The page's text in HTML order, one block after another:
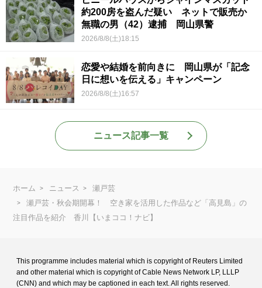
約200房を盗んだ疑い ネットで販売か
無職の男（42）逮捕 岡山県警
2026/8/8(土)18:15
恋愛や結婚を前向きに 岡山県が「記念
日に想いを伝える」キャンペーン
2026/8/8(土)16:57
ニュース記事一覧
ホーム ニュース
瀬戸芸
瀬戸芸・秋会期開幕！ 空き家を活用した作品など「高見島」の
注目作品を紹介 香川【いまココ！ナビ】
This programme includes material which is copyright of Reuters Limited
and other material which is copyright of Cable News Network LP, LLLP
(CNN) and which may be captioned in each text. All rights reserved.